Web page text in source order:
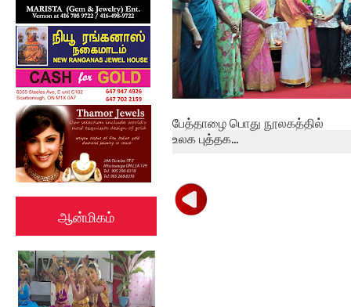
ஆன்மிகம்
பேத்தாழை பொது நூலகத்தில்
உலக புத்தக...